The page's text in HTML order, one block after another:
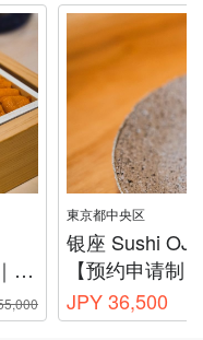
東京都中央区
银座 Sushi
【预约申请制
JPY 36,500